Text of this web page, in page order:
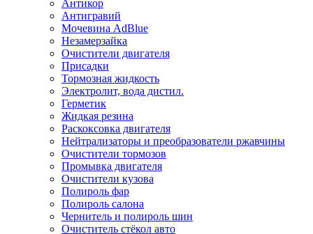
Антикор
Антигравий
Мочевина AdBlue
Незамерзайка
Очистители двигателя
Присадки
Тормозная жидкость
Электролит, вода дистил.
Герметик
Жидкая резина
Раскоксовка двигателя
Нейтрализаторы и преобразователи ржавчины
Очистители тормозов
Промывка двигателя
Очистители кузова
Полироль фар
Полироль салона
Чернитель и полироль шин
Очиститель стёкол авто